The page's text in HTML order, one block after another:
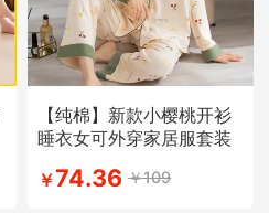
【纯棉】新款小樱桃开衫
睡衣女可外穿家居服套装
￥74.36 ￥109